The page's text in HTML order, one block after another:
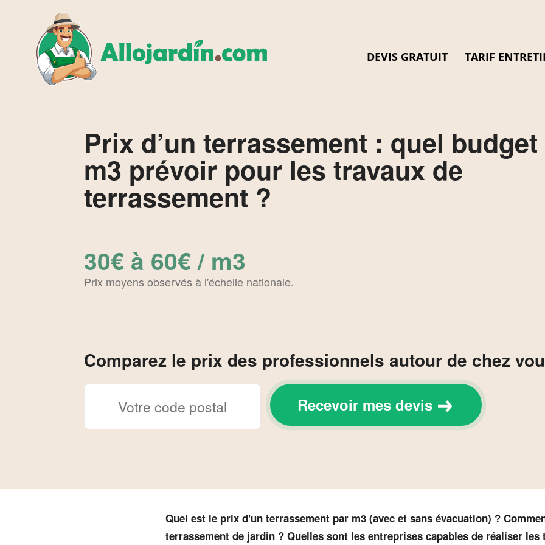
DEVIS GRATUIT TARIF
Prix d’un terrassement : quel budget
m3 prévoir pour les travaux de
terrassement ?
30€ à 60€ / m3
Prix moyens observés à l'échelle nationale.
Comparez le prix des professionnels autour de chez
Recevoir mes devis
Quel est le prix d'un terrassement par m3 (avec et sans évacuation) ?
terrassement de jardin ? Quelles sont les entreprises capables de réaliser les